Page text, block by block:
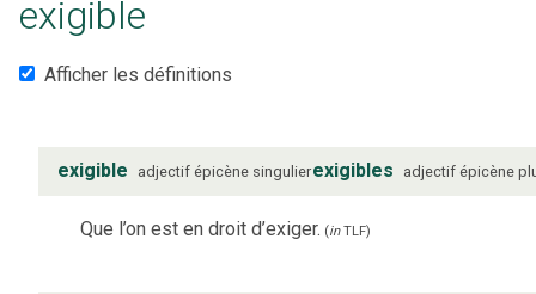
exigible
Afficher les définitions
exigible adjectif épicène singulierexigibles adjectif épicène
Que l’on est en droit d’exiger. (inTLF)